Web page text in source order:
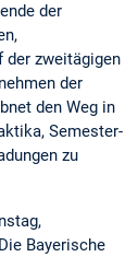
der
der zweitägigen
der
den Weg in
Semester-
zu
Bayerische